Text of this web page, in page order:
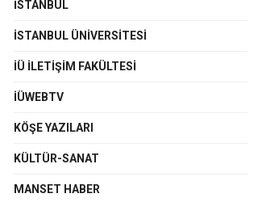
İSTANBUL
İSTANBUL ÜNIVERSITESI
İÜ İLETIŞIM FAKÜLTESI
İÜWEBTV
KÖŞE YAZILARI
KÜLTÜR-SANAT
MANSET HABER